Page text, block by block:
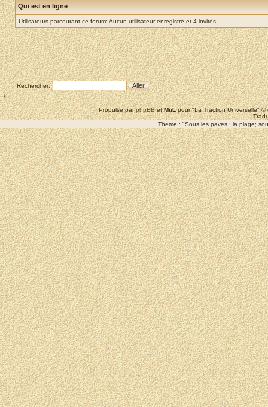
Qui est en ligne
Utilisateurs parcourant ce forum: Aucun utilisateur enregistré et 4 invités
Rechercher:
--/
Propulse parphpBBetMuLpour "La Traction Universelle"
Theme : "Sous les paves : la plage;